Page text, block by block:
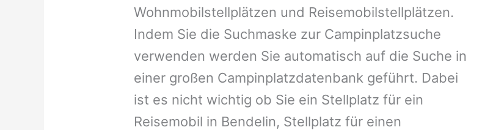
Wohnmobilstellplätzen und Reisemobilstellplätzen.
Indem Sie die Suchmaske zur Campinplatzsuche
verwenden werden Sie automatisch auf die Suche in
einer großen Campinplatzdatenbank geführt. Dabei
ist es nicht wichtig ob Sie ein Stellplatz für ein
Reisemobil in Bendelin, Stellplatz für einen